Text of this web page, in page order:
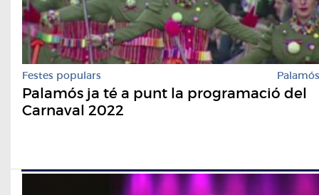
Festes populars Palamós
Palamós ja té a punt la programació del
Carnaval 2022